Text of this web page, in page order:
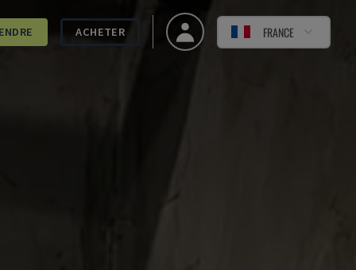
ACHETER FRANCE